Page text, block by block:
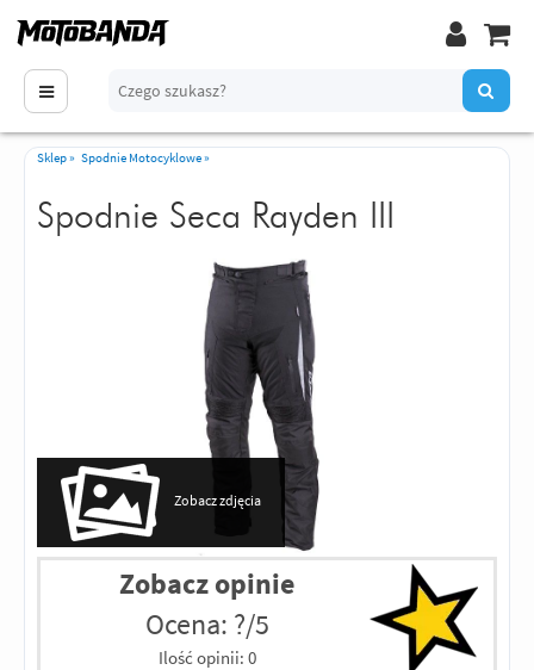
Sklep» Spodnie Motocyklowe»
Spodnie Seca Rayden III
Zobacz zdjęcia
Zobacz opinie
Ocena: ?/5
Ilość opinii: 0